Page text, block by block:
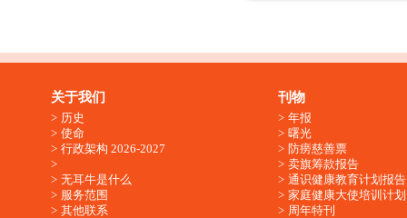
关于我们
历史
使命
行政架构 2026-2027
无耳牛是什么
服务范围
其他联系
刊物
年报
曙光
防痨慈善票
卖旗筹款报告
通识健康教育计划报告
家庭健康大使培训计划
周年特刊